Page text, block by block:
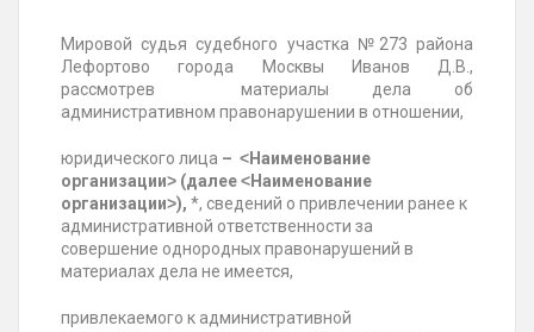
Мировой судья судебного участка №273 района
Лефортово города Москвы Иванов Д.В.,
рассмотрев материалы дела об
административном правонарушении в отношении,
юридического лица – ˂Наименование
организации˃ (далее ˂Наименование
организации˃), *, сведений о привлечении ранее к
административной ответственности за
совершение однородных правонарушений в
материалах дела не имеется,
привлекаемого к административной